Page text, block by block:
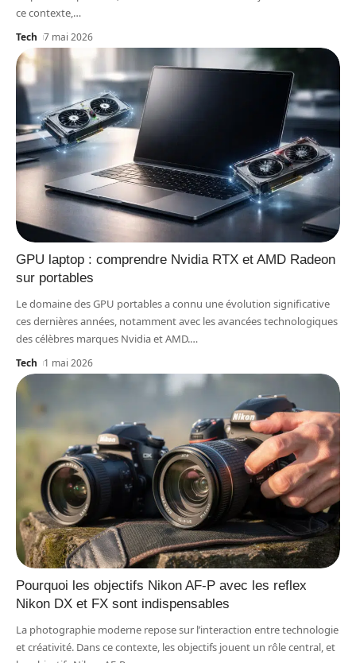
ce contexte,…
Tech 7 mai 2026
GPU laptop : comprendre Nvidia RTX et AMD Radeon
sur portables
Le domaine des GPU portables a connu une évolution significative
ces dernières années, notamment avec les avancées technologiques
des célèbres marques Nvidia et AMD.…
Tech 1 mai 2026
Pourquoi les objectifs Nikon AF-P avec les reflex
Nikon DX et FX sont indispensables
La photographie moderne repose sur l’interaction entre technologie
et créativité. Dans ce contexte, les objectifs jouent un rôle central, et